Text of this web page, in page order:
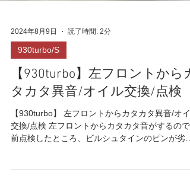
2024年8月9日
930turbo/S
【930turbo】左フロントからカ
タカタ異音/オイル交換/点検
【930turbo】 左フロントからカタカタ異音/オイ
交換/点検 左フロントからカタカタ音がするので
していました🥲 パーツを発注し外してみると画